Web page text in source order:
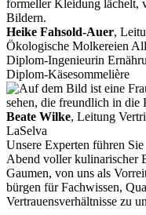
Heike Fahsold-Auer,
Ökologische Molkereien
Diplom-Ingenieurin
Diplom-Käsesommelière
Beate Wilke, Leitung
LaSelva
Unsere Experten führen
Abend voller kulinarischer
Gaumen, von uns als
bürgen für Fachwissen,
Vertrauensverhältnisse zu